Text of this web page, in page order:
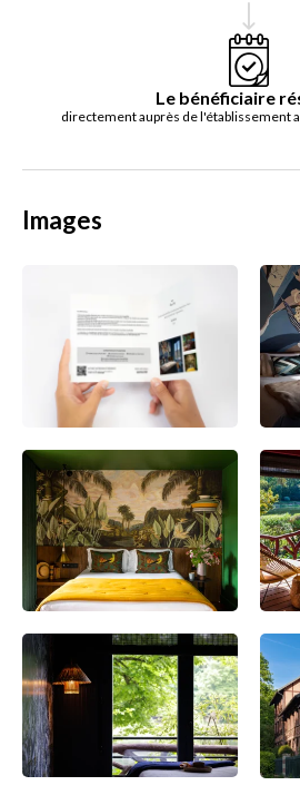
Le bénéficiaire
directement auprès de l'établissement
Images